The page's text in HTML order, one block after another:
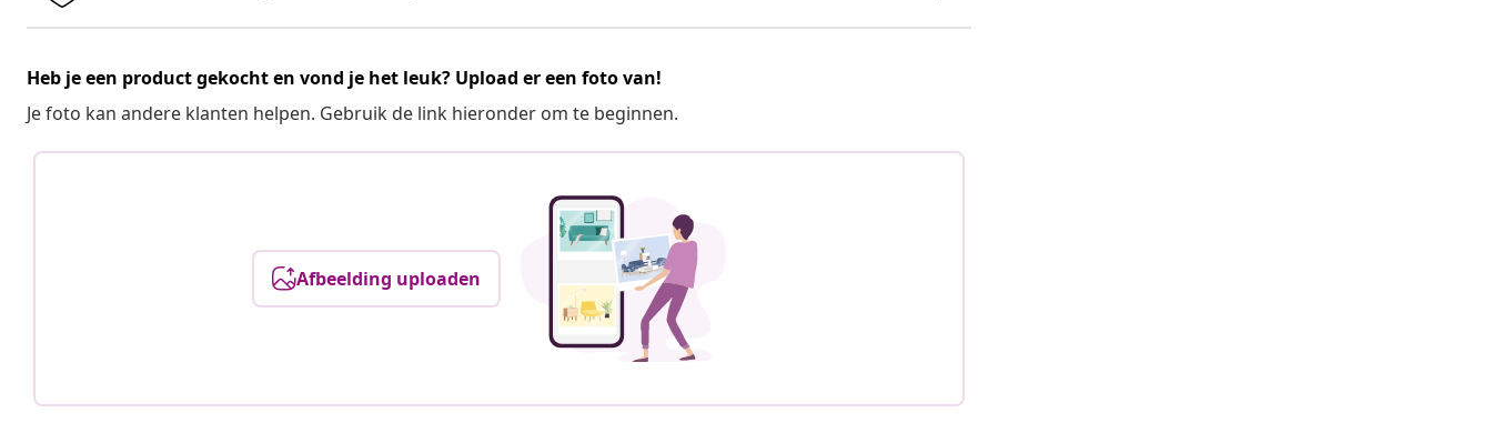
Heb je een product gekocht en vond je het leuk? Upload er een foto van!
Je foto kan andere klanten helpen. Gebruik de link hieronder om te beginnen.
Afbeelding uploaden